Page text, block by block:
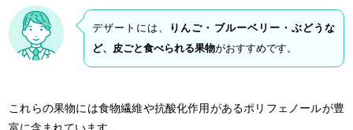
デザートには、
りんご・ブルーベリー・ぶどうな
ど、皮ごと食べられる果物がおすすめです。
これらの果物には食物繊維や抗酸化作用があるポリフェノールが豊